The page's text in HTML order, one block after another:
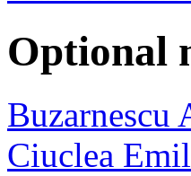
Optional
Buzarnescu
Ciuclea